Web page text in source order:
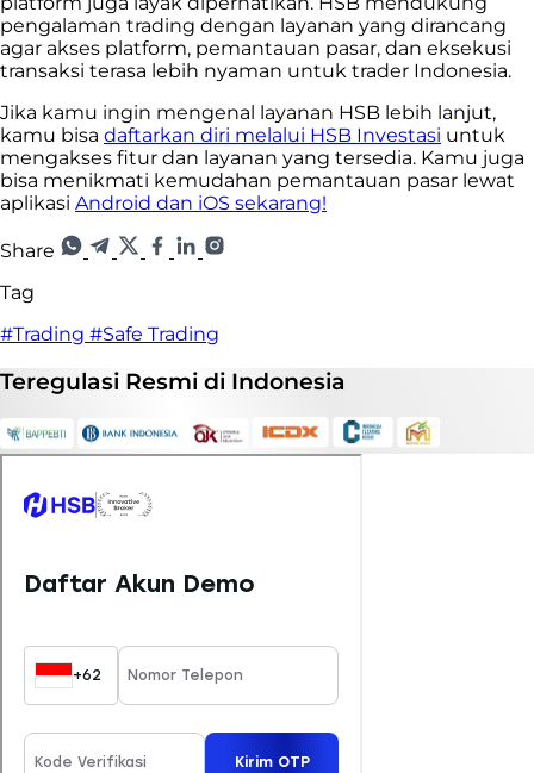
pengalaman trading dengan layanan yang dirancang
agar akses platform, pemantauan pasar, dan eksekusi
transaksi terasa lebih nyaman untuk trader Indonesia.
Jika kamu ingin mengenal layanan HSB lebih lanjut,
kamu bisa daftarkan diri melalui HSB Investasi untuk
mengakses fitur dan layanan yang tersedia. Kamu juga
bisa menikmati kemudahan pemantauan pasar lewat
aplikasi Android dan iOS sekarang!
Share
Tag
#Trading #Safe Trading
Teregulasi Resmi di Indonesia